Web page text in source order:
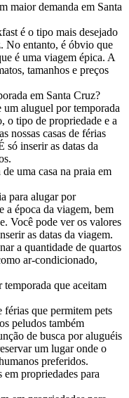
maior demanda em Santa
é o tipo mais desejado
No entanto, é óbvio que
é uma viagem épica. A
tamanhos e preços
em Santa Cruz?
aluguel por temporada
o tipo de propriedade e a
nossas casas de férias
só inserir as datas da
uma casa na praia em
para alugar por
a época da viagem, bem
Você pode ver os valores
as datas da viagem.
a quantidade de quartos
ar-condicionado,
que aceitam
férias que permitem pets
peludos também
de busca por aluguéis
um lugar onde o
preferidos.
em propriedades para